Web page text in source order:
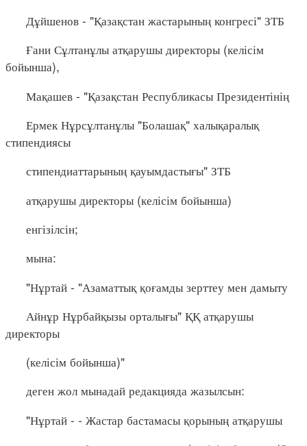
Дұйшенов - "Қазақстан жастарының конгресі" ЗТБ
Ғани Сұлтанұлы атқарушы директоры (келісім
бойынша),
Мақашев - "Қазақстан Республикасы Президентінің
Ермек Нұрсұлтанұлы "Болашақ" халықаралық
стипендиясы
стипендиаттарының қауымдастығы" ЗТБ
атқарушы директоры (келісім бойынша)
енгізілсін;
мына:
"Нұртай - "Азаматтық қоғамды зерттеу мен дамыту
Айнұр Нұрбайқызы орталығы" ҚҚ атқарушы
директоры
(келісім бойынша)"
деген жол мынадай редакцияда жазылсын:
"Нұртай - - Жастар бастамасы қорының атқарушы